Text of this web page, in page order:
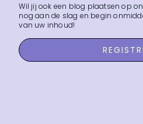
Wil jij ook een blog plaatsen op
nog aan de slag en begin
van uw inhoud!